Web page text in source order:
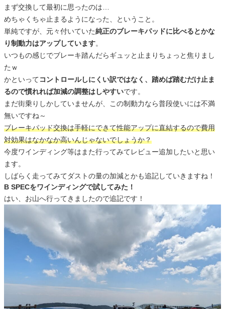
まず交換して最初に思ったのは…
めちゃくちゃ止まるようになった、ということ。
単純ですが、元々付いていた純正のブレーキパッドに比べるとかな
り制動力はアップしています。
いつもの感じでブレーキ踏んだらギュッと止まりちょっと焦りまし
たｗ
かといってコントロールしにくい訳ではなく、踏めば踏むだけ止ま
るので慣れれば加減の調整はしやすいです。
まだ街乗りしかしていませんが、この制動力なら普段使いには不満
無いですね～
ブレーキパッド交換は手軽にできて性能アップに直結するので費用
対効果はなかなか高いんじゃないでしょうか？
今度ワインディング等はまた行ってみてレビュー追加したいと思い
ます。
しばらく走ってみてダストの量の加減とかも追記していきますね！
B SPECをワインディングで試してみた！
はい、お山へ行ってきましたので追記です！